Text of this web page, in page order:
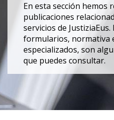
En esta sección hemos
publicaciones
servicios de
formularios, normativa
especializados, son
que puedes consultar.